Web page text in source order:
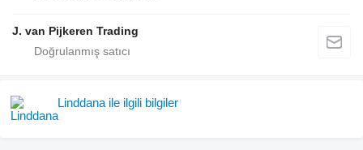
J. van Pijkeren Trading
Linddana ile ilgili bilgiler